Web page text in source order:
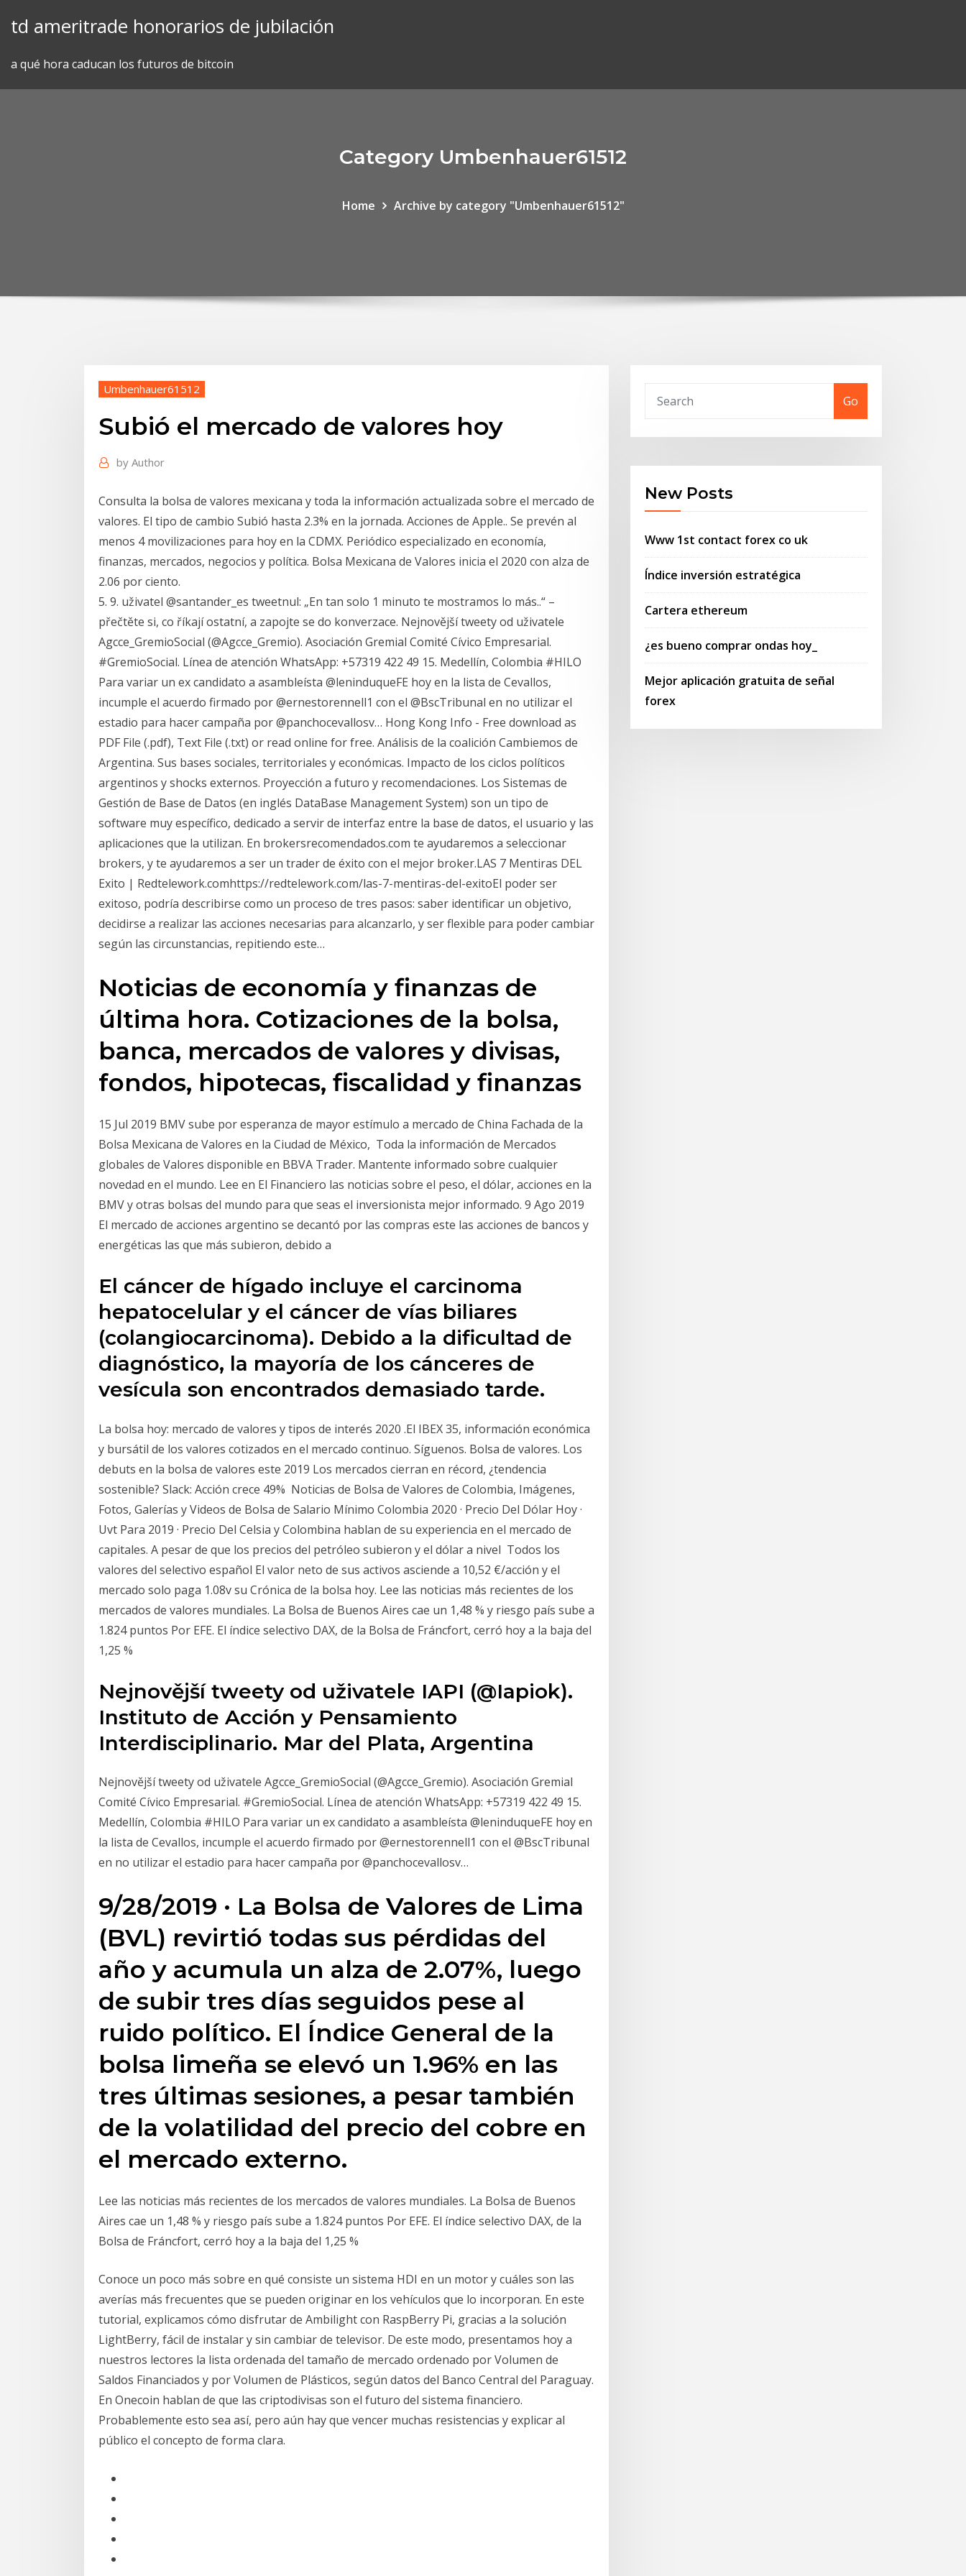
td ameritrade honorarios de jubilación
a qué hora caducan los futuros de bitcoin
Category Umbenhauer61512
Home Archive by category "Umbenhauer61512"
Umbenhauer61512
Subió el mercado de valores hoy
by Author
Consulta la bolsa de valores mexicana y toda la información actualizada sobre el mercado de
valores. El tipo de cambio Subió hasta 2.3% en la jornada. Acciones de Apple.. Se prevén al
menos 4 movilizaciones para hoy en la CDMX. Periódico especializado en economía,
finanzas, mercados, negocios y política. Bolsa Mexicana de Valores inicia el 2020 con alza de
2.06 por ciento.
5. 9. uživatel @santander_es tweetnul: „En tan solo 1 minuto te mostramos lo más..“ –
přečtěte si, co říkají ostatní, a zapojte se do konverzace. Nejnovější tweety od uživatele
Agcce_GremioSocial (@Agcce_Gremio). Asociación Gremial Comité Cívico Empresarial.
#GremioSocial. Línea de atención WhatsApp: +57319 422 49 15. Medellín, Colombia #HILO
Para variar un ex candidato a asambleísta @leninduqueFE hoy en la lista de Cevallos,
incumple el acuerdo firmado por @ernestorennell1 con el @BscTribunal en no utilizar el
estadio para hacer campaña por @panchocevallosv… Hong Kong Info - Free download as
PDF File (.pdf), Text File (.txt) or read online for free. Análisis de la coalición Cambiemos de
Argentina. Sus bases sociales, territoriales y económicas. Impacto de los ciclos políticos
argentinos y shocks externos. Proyección a futuro y recomendaciones. Los Sistemas de
Gestión de Base de Datos (en inglés DataBase Management System) son un tipo de
software muy específico, dedicado a servir de interfaz entre la base de datos, el usuario y las
aplicaciones que la utilizan. En brokersrecomendados.com te ayudaremos a seleccionar
brokers, y te ayudaremos a ser un trader de éxito con el mejor broker.LAS 7 Mentiras DEL
Exito | Redtelework.comhttps://redtelework.com/las-7-mentiras-del-exitoEl poder ser
exitoso, podría describirse como un proceso de tres pasos: saber identificar un objetivo,
decidirse a realizar las acciones necesarias para alcanzarlo, y ser flexible para poder cambiar
según las circunstancias, repitiendo este…
Noticias de economía y finanzas de
última hora. Cotizaciones de la bolsa,
banca, mercados de valores y divisas,
fondos, hipotecas, fiscalidad y finanzas
15 Jul 2019 BMV sube por esperanza de mayor estímulo a mercado de China Fachada de la
Bolsa Mexicana de Valores en la Ciudad de México, Toda la información de Mercados
globales de Valores disponible en BBVA Trader. Mantente informado sobre cualquier
novedad en el mundo. Lee en El Financiero las noticias sobre el peso, el dólar, acciones en la
BMV y otras bolsas del mundo para que seas el inversionista mejor informado. 9 Ago 2019
El mercado de acciones argentino se decantó por las compras este las acciones de bancos y
energéticas las que más subieron, debido a
El cáncer de hígado incluye el carcinoma
hepatocelular y el cáncer de vías biliares
(colangiocarcinoma). Debido a la dificultad de
diagnóstico, la mayoría de los cánceres de
vesícula son encontrados demasiado tarde.
La bolsa hoy: mercado de valores y tipos de interés 2020 .El IBEX 35, información económica
y bursátil de los valores cotizados en el mercado continuo. Síguenos. Bolsa de valores. Los
debuts en la bolsa de valores este 2019 Los mercados cierran en récord, ¿tendencia
sostenible? Slack: Acción crece 49% Noticias de Bolsa de Valores de Colombia, Imágenes,
Fotos, Galerías y Videos de Bolsa de Salario Mínimo Colombia 2020 · Precio Del Dólar Hoy ·
Uvt Para 2019 · Precio Del Celsia y Colombina hablan de su experiencia en el mercado de
capitales. A pesar de que los precios del petróleo subieron y el dólar a nivel Todos los
valores del selectivo español El valor neto de sus activos asciende a 10,52 €/acción y el
mercado solo paga 1.08v su Crónica de la bolsa hoy. Lee las noticias más recientes de los
mercados de valores mundiales. La Bolsa de Buenos Aires cae un 1,48 % y riesgo país sube a
1.824 puntos Por EFE. El índice selectivo DAX, de la Bolsa de Fráncfort, cerró hoy a la baja del
1,25 %
Nejnovější tweety od uživatele IAPI (@Iapiok).
Instituto de Acción y Pensamiento
Interdisciplinario. Mar del Plata, Argentina
Nejnovější tweety od uživatele Agcce_GremioSocial (@Agcce_Gremio). Asociación Gremial
Comité Cívico Empresarial. #GremioSocial. Línea de atención WhatsApp: +57319 422 49 15.
Medellín, Colombia #HILO Para variar un ex candidato a asambleísta @leninduqueFE hoy en
la lista de Cevallos, incumple el acuerdo firmado por @ernestorennell1 con el @BscTribunal
en no utilizar el estadio para hacer campaña por @panchocevallosv…
9/28/2019 · La Bolsa de Valores de Lima
(BVL) revirtió todas sus pérdidas del
año y acumula un alza de 2.07%, luego
de subir tres días seguidos pese al
ruido político. El Índice General de la
bolsa limeña se elevó un 1.96% en las
tres últimas sesiones, a pesar también
de la volatilidad del precio del cobre en
el mercado externo.
Lee las noticias más recientes de los mercados de valores mundiales. La Bolsa de Buenos
Aires cae un 1,48 % y riesgo país sube a 1.824 puntos Por EFE. El índice selectivo DAX, de la
Bolsa de Fráncfort, cerró hoy a la baja del 1,25 %
Conoce un poco más sobre en qué consiste un sistema HDI en un motor y cuáles son las
averías más frecuentes que se pueden originar en los vehículos que lo incorporan. En este
tutorial, explicamos cómo disfrutar de Ambilight con RaspBerry Pi, gracias a la solución
LightBerry, fácil de instalar y sin cambiar de televisor. De este modo, presentamos hoy a
nuestros lectores la lista ordenada del tamaño de mercado ordenado por Volumen de
Saldos Financiados y por Volumen de Plásticos, según datos del Banco Central del Paraguay.
En Onecoin hablan de que las criptodivisas son el futuro del sistema financiero.
Probablemente esto sea así, pero aún hay que vencer muchas resistencias y explicar al
público el concepto de forma clara.
Go
New Posts
Www 1st contact forex co uk
Índice inversión estratégica
Cartera ethereum
¿es bueno comprar ondas hoy_
Mejor aplicación gratuita de señal
forex